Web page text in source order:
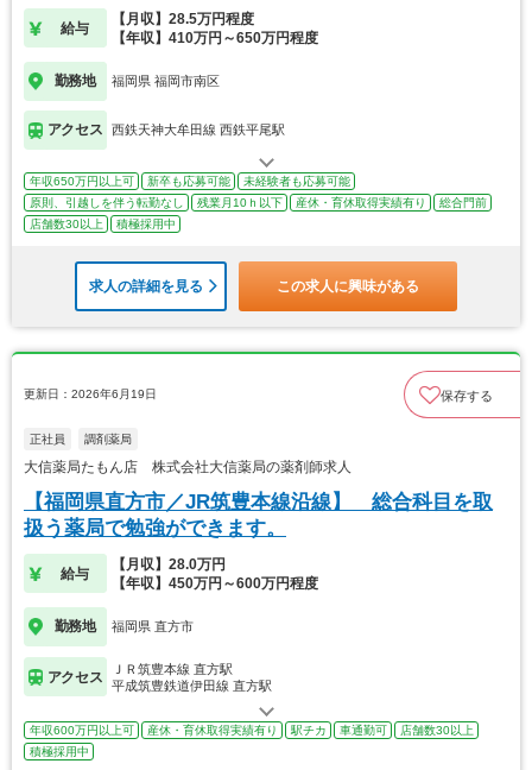
給与
【月収】28.5万円程度
【年収】410万円～650万円程度
勤務地 福岡県 福岡市南区
アクセス 西鉄天神大牟田線 西鉄平尾駅
年収650万円以上可 新卒も応募可能
未経験者も応募可能
原則、引越しを伴う転勤なし
残業月10ｈ以下 産休・育休取得実績有り
総合門前
店舗数30以上
積極採用中
求人の詳細を見る この求人に興味がある
更新日：2026年6月19日 保存する
正社員 調剤薬局
大信薬局たもん店 株式会社大信薬局の薬剤師求人
【福岡県直方市／JR筑豊本線沿線】 総合科目を取
扱う薬局で勉強ができます。
給与
【月収】28.0万円
【年収】450万円～600万円程度
勤務地 福岡県 直方市
アクセス
ＪＲ筑豊本線 直方駅
平成筑豊鉄道伊田線 直方駅
年収600万円以上可 産休・育休取得実績有り 駅チカ 車通勤可
店舗数30以上
積極採用中